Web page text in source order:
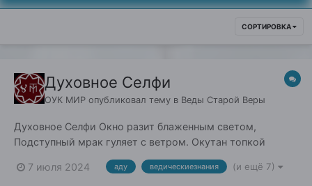
СОРТИРОВКА
Духовное Селфи
ОУК МИР опубликовал тему в Веды Старой Веры
Духовное Селфи Окно разит блаженным светом,
Подступный мрак гуляет с ветром. Окутан топкой
тишиной, прозрачный воздух над рекой. В дали мигают
света тени, гудеть не смеют даже птичьи свирели.
7 июля 2024 аду ведическиезнания (и ещё 7)